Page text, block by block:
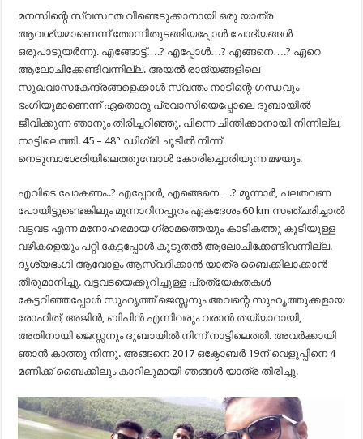
മനസിന്റെ സ്വസ്ഥത വീണ്ടെടുക്കാനായി ഒരു യാത്ര
ആവശ്യമാണെന്ന് തോന്നിതുടങ്ങിയപ്പോൾ ചോദ്യങ്ങൾ
ഒരുപാടുയർന്നു. എങ്ങോട്ട്….? എപ്പോൾ…? എങ്ങനെ….? ഏറെ
ആലോചിക്കേണ്ടിവന്നില്ല. അയൽ രാജ്യങ്ങളിലെ
സുഖവാസകേന്ദ്രങ്ങളെക്കാൾ സ്വന്തം നാടിന്റെ ഗന്ധവും
ഭംഗിയുമാണെന്ന് ഏതൊരു പ്രവാസിയെപ്പോലെ ദുബായിൽ
ജീവിക്കുന്ന ഞാനും തിരിച്ചറിഞ്ഞു. പിന്നെ ചിന്തിക്കാനായി നിന്നില്ല,
നാട്ടിലെത്തി. 45 – 48° ഡിഗ്രി ചൂടിൽ നിന്ന്
നെടുമ്പാശേരിയിലെത്തുമ്പോൾ കോരിച്ചൊരിയുന്ന മഴയും.
എവിടെ പോകണം..? എപ്പോൾ, എങ്ങെനെ….? മൂന്നാർ, പലതവണ
പോയിട്ടുണ്ടെങ്കിലും മൂന്നാറിനപ്പുറം ഏകദേശം 60 km സഞ്ചരിച്ചാൽ
വട്ടവട എന്ന മനോഹരമായ ഗ്രാമത്തെയും കാടികത്തു കൂടിയുള്ള
വഴികളെയും പറ്റി കേട്ടപ്പോൾ കൂടുതൽ ആലോചിക്കേണ്ടിവന്നില്ല.
ദൃശ്യഭംഗി ആവോളം ആസ്വദിക്കാൻ യാത്ര ബൈക്കിലാക്കാൻ
തീരുമാനിച്ചു. വട്ടവടയെക്കുറിച്ചുള്ള പ്രത്യേകതകൾ
കേട്ടറിഞ്ഞപ്പോൾ സുഹൃത്ത് ജെസ്സനും അവന്റെ സുഹൃത്തുക്കളായ
രോഹിത്, അജിൻ, ബിപിൻ എന്നിവരും വരാൻ തയ്യാറായി,
അതിനായി ജെസ്സനും ദുബായിൽ നിന്ന് നാട്ടിലെത്തി. അവർക്കായി
ഞാൻ കാത്തു നിന്നു. അങ്ങനെ 2017 ഒക്ടോബർ 19ന് വെളുപ്പിനെ 4
മണിക്ക് ബൈക്കിലും കാറിലുമായി ഞങ്ങൾ യാത്ര തിരിച്ചു.